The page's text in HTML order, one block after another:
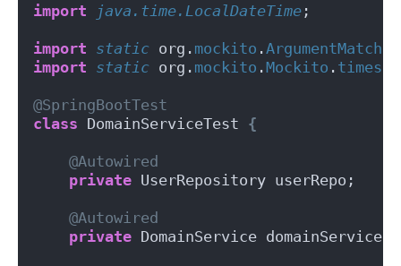
import java.time.LocalDateTime ;
import static org. mockito .
import static org. mockito .Mockito . times
@SpringBootTest
class DomainServiceTest {
@Autowired
private UserRepository userRepo;
@Autowired
private DomainService domainService;